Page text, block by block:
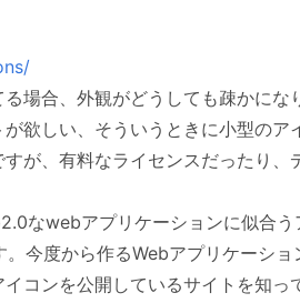
場合、外観がどうしても疎かに
欲しい、そういうときに小型の
が、有料なライセンスだったり
なwebアプリケーションに似合
今度から作るWebアプリケーショ
コンを公開しているサイトを知